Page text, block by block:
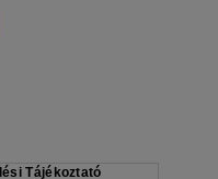
Tájékoztató